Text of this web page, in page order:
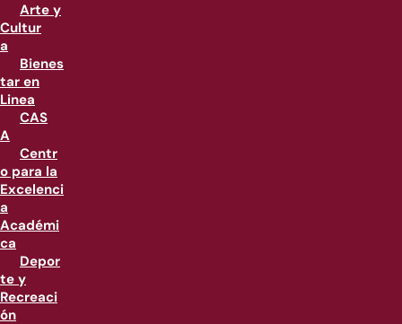
Arte y
Cultur
a
Bienes
tar en
Linea
CAS
A
Centr
o para la
Excelenci
a
Académi
ca
Depor
te y
Recreaci
ón